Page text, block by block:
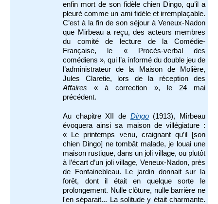
enfin mort de son fidèle chien Dingo, qu’il a
pleuré comme un ami fidèle et irremplaçable.
C’est à la fin de son séjour à Veneux-Nadon
que Mirbeau a reçu, des acteurs membres
du comité de lecture de la Comédie-
Française, le « Procès-verbal des
comédiens », qui l’a informé du double jeu de
l’administrateur de la Maison de Molière,
Jules Claretie, lors de la réception des
Affaires « à correction », le 24 mai
précédent.
Au chapitre XII de Dingo(1913), Mirbeau
évoquera ainsi sa maison de villégiature :
« Le printemps venu, craignant qu’il [son
chien Dingo] ne tombât malade, je louai une
maison rustique, dans un joli village, ou plutôt
à l’écart d’un joli village, Veneux-Nadon, près
de Fontainebleau. Le jardin donnait sur la
forêt, dont il était en quelque sorte le
prolongement. Nulle clôture, nulle barrière ne
l'en séparait... La solitude y était charmante.